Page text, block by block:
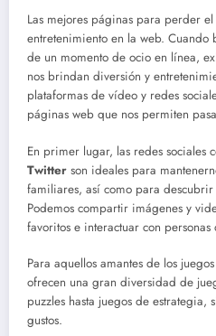
Las mejores páginas para perder
entretenimiento en la web. Cuando
de un momento de ocio en línea,
nos brindan diversión y
plataformas de vídeo y redes
páginas web que nos permiten
En primer lugar, las redes sociales
Twitter son ideales para
familiares, así como para descubrir
Podemos compartir imágenes y
favoritos e interactuar con
Para aquellos amantes de los
ofrecen una gran diversidad de
puzzles hasta juegos de
gustos.